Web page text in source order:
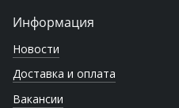
Информация
Новости
Доставка и оплата
Вакансии